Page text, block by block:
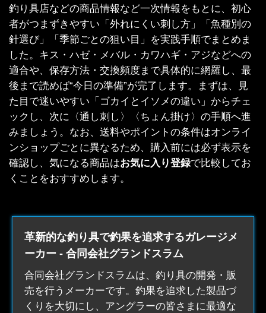
釣り具店などの商品情報など一次情報をもとに、初心
者がつまずきやすい「外れにくい刺し方」「魚種別の
針選び」「季節ごとの狙い目」を実践手順でまとめま
した。キス・ハゼ・メバル・カワハギ・アジなどへの
適合や、保存方法・交換頻度まで具体的に網羅し、最
後まで読めば“今日の準備”が完了します。まずは、見
た目で迷いやすい「ゴカイとイソメの違い」からチェ
ックし、次に〈通し刺し〉〈ちょん掛け〉の手順へ進
みましょう。なお、送料やポイントの条件はオンライ
ンショップごとに異なるため、購入前には必ず表示を
確認し、気になる商品はお気に入り登録で比較してお
くことをおすすめします。
革新的な釣り具で釣果を追求するガレージメ
ーカー - 合同会社グランドスラム
合同会社グランドスラムは、 釣り具の開発・販
売を行うメーカーです。釣果を追求した製品づ
くりを大切にし、アングラーの皆さまに最適な